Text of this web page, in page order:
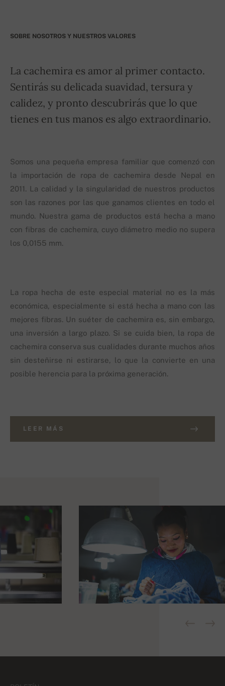
SOBRE NOSOTROS Y NUESTROS VALORES
La cachemira es amor al primer contacto.
Sentirás su delicada suavidad, tersura y
calidez, y pronto descubrirás que lo que
tienes en tus manos es algo extraordinario.
Somos una pequeña empresa familiar que comenzó con
la importación de ropa de cachemira desde Nepal en
2011. La calidad y la singularidad de nuestros productos
son las razones por las que ganamos clientes en todo el
mundo. Nuestra gama de productos está hecha a mano
con fibras de cachemira, cuyo diámetro medio no supera
los 0,0155 mm.
La ropa hecha de este especial material no es la más
económica, especialmente si está hecha a mano con las
mejores fibras. Un suéter de cachemira es, sin embargo,
una inversión a largo plazo. Si se cuida bien, la ropa de
cachemira conserva sus cualidades durante muchos años
sin desteñirse ni estirarse, lo que la convierte en una
posible herencia para la próxima generación.
LEER MÁS